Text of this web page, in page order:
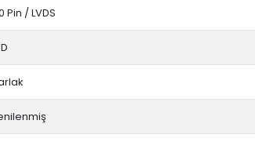
Pin / LVDS